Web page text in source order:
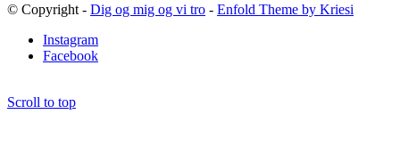
© Copyright - Dig og mig og vi tro - Enfold Theme by Kriesi
Instagram
Facebook
Scroll to top